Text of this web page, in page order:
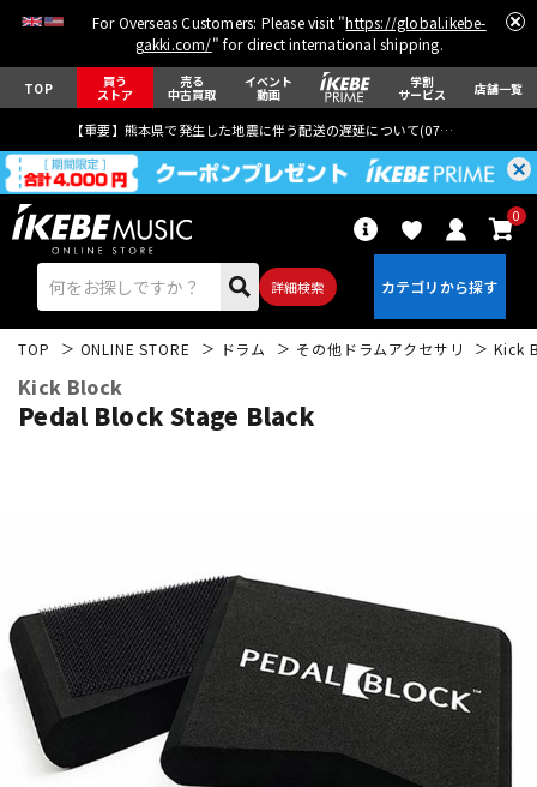
For Overseas Customers: Please visit "https://global.ikebe-
gakki.com/" for direct international shipping.
TOP 買う
ストア
売る
中古買取
イベント
動画
学割
サービス 店舗一覧
【重要】熊本県で発生した地震に伴う配送の遅延について(07月29日
詳細検索
0
ドラム パーカッション
キーボード 電子ピアノ
TOP ONLINE STORE ドラム その他ドラムアクセサリ Kick
Kick Block
Pedal Block Stage Black